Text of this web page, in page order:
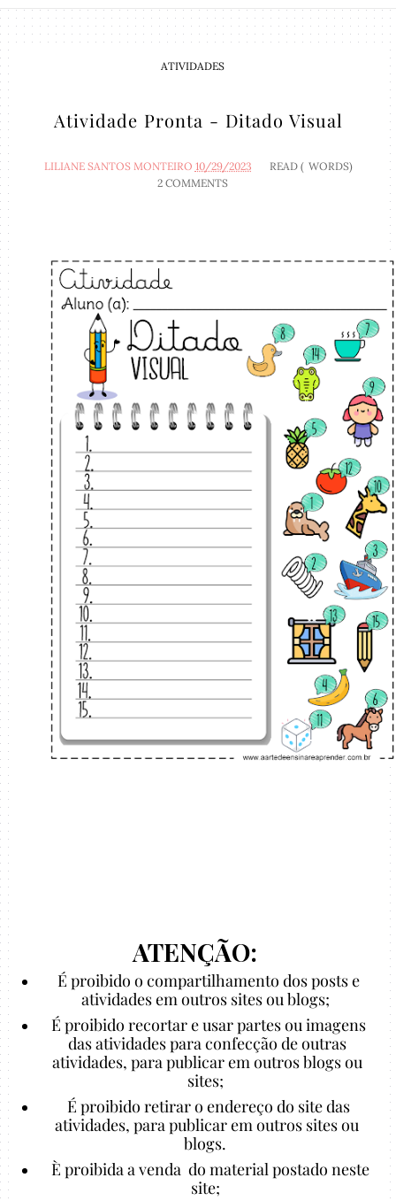
ATIVIDADES
Atividade Pronta - Ditado Visual
LILIANE SANTOS MONTEIRO 10/29/2023 READ ( WORDS)
2 COMMENTS
ATENÇÃO:
É proibido o compartilhamento dos posts e
atividades em outros sites ou blogs;
É proibido recortar e usar partes ou imagens
das atividades para confecção de outras
atividades, para publicar em outros blogs ou
sites;
É proibido retirar o endereço do site das
atividades, para publicar em outros sites ou
blogs.
È proibida a venda do material postado neste
site;